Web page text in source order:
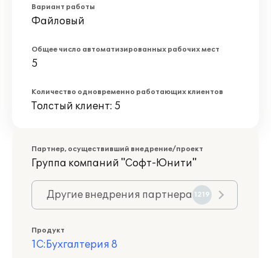
Вариант работы
Файловый
Общее число автоматизированных рабочих мест
5
Количество одновременно работающих клиентов
Толстый клиент: 5
Партнер, осуществивший внедрение/проект
Группа компаний "Софт-Юнити"
Другие внедрения партнера 1219
Продукт
1С:Бухгалтерия 8